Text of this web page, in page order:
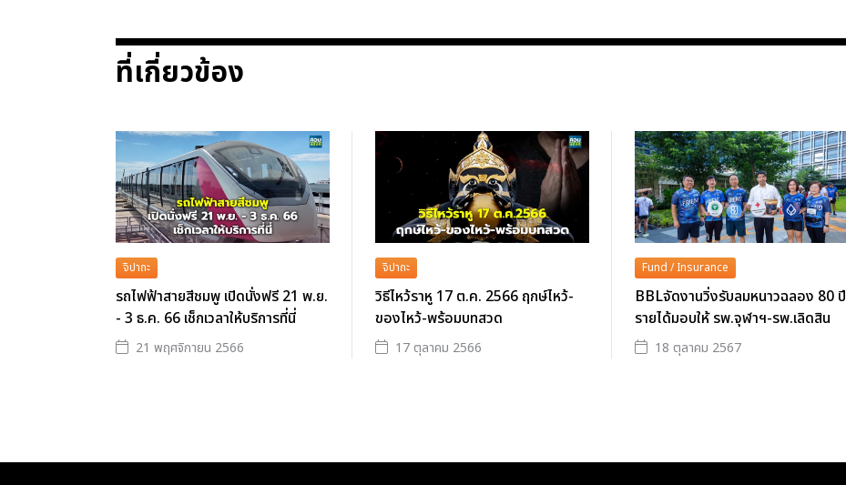
ที่เกี่ยวข้อง
จิปาถะ
รถไฟฟ้าสายสีชมพู เปิดนั่งฟรี 21 พ.ย.
- 3 ธ.ค. 66 เช็กเวลาให้บริการที่นี่
21 พฤศจิกายน 2566
จิปาถะ
วิธีไหว้ราหู 17 ต.ค. 2566 ฤกษ์ไหว้-
ของไหว้-พร้อมบทสวด
17 ตุลาคม 2566
Fund / Insurance
BBLจัดงานวิ่งรับลมหนาวฉลอง 80 ปี
รายได้มอบให้ รพ.จุฬาฯ-รพ.เลิดสิน
18 ตุลาคม 2567